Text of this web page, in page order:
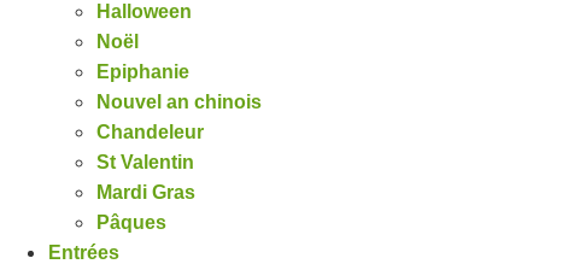
Halloween
Noël
Epiphanie
Nouvel an chinois
Chandeleur
St Valentin
Mardi Gras
Pâques
Entrées